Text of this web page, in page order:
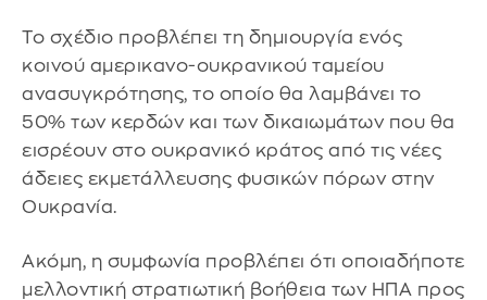
Το σχέδιο προβλέπει τη δημιουργία ενός
κοινού αμερικανο-ουκρανικού ταμείου
ανασυγκρότησης, το οποίο θα λαμβάνει το
50% των κερδών και των δικαιωμάτων που θα
εισρέουν στο ουκρανικό κράτος από τις νέες
άδειες εκμετάλλευσης φυσικών πόρων στην
Ουκρανία.
Ακόμη, η συμφωνία προβλέπει ότι οποιαδήποτε
μελλοντική στρατιωτική βοήθεια των ΗΠΑ προς